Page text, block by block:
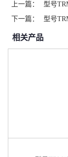
上一篇：
型号
下一篇：
型号
相关产品